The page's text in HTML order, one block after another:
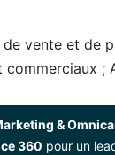
vente et de
;
&
360 pour un